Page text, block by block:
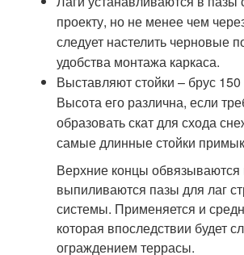
проекту, но не менее чем
следует настелить черновые
удобства монтажа каркаса.
Выставляют стойки – брус
Высота его различна, если
образовать скат для схода
самые длинные стойки
Верхние концы обвязываются
выпиливаются пазы для лаг
системы. Применяется и
которая впоследствии будет
ограждением террасы.